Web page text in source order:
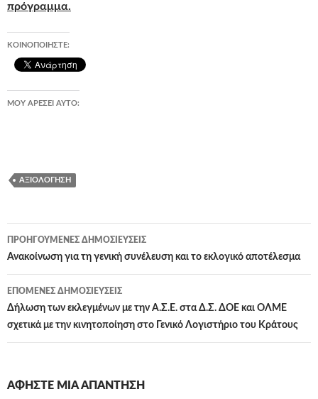
πρόγραμμα.
ΚΟΙΝΟΠΟΙΉΣΤΕ:
ΜΟΥ ΑΡΈΣΕΙ ΑΥΤΌ:
ΑΞΙΟΛΌΓΗΣΗ
Πλοήγηση
άρθρων
ΠΡΟΗΓΟΎΜΕΝΕΣ ΔΗΜΟΣΙΕΎΣΕΙΣ
Ανακοίνωση για τη γενική συνέλευση και το εκλογικό αποτέλεσμα
ΕΠΌΜΕΝΕΣ ΔΗΜΟΣΙΕΎΣΕΙΣ
Δήλωση των εκλεγμένων με την Α.Σ.Ε. στα Δ.Σ. ΔΟΕ και ΟΛΜΕ
σχετικά με την κινητοποίηση στο Γενικό Λογιστήριο του Κράτους
ΑΦΉΣΤΕ ΜΙΑ ΑΠΆΝΤΗΣΗ